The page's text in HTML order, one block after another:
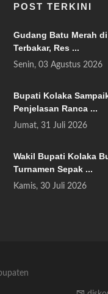
POST TERKINI
Gudang Batu Merah
Terbakar, Res ...
Senin, 03 Agustus 2026
Bupati Kolaka
Penjelasan Ranca ...
Jumat, 31 Juli 2026
Wakil Bupati Kolaka
Turnamen Sepak ...
Kamis, 30 Juli 2026